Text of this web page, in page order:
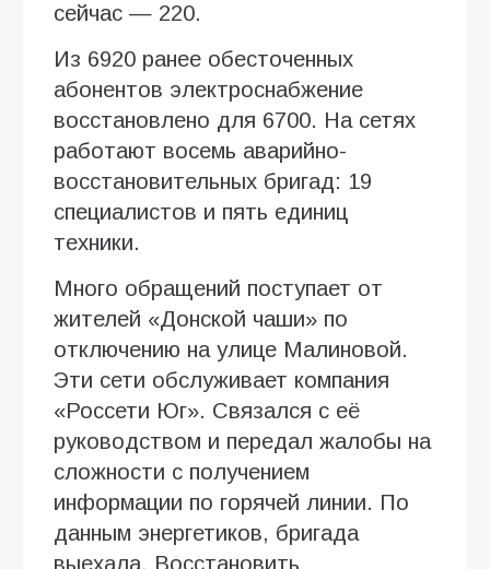
сейчас — 220.
Из 6920 ранее обесточенных
абонентов электроснабжение
восстановлено для 6700. На сетях
работают восемь аварийно-
восстановительных бригад: 19
специалистов и пять единиц
техники.
Много обращений поступает от
жителей «Донской чаши» по
отключению на улице Малиновой.
Эти сети обслуживает компания
«Россети Юг». Связался с её
руководством и передал жалобы на
сложности с получением
информации по горячей линии. По
данным энергетиков, бригада
выехала. Восстановить